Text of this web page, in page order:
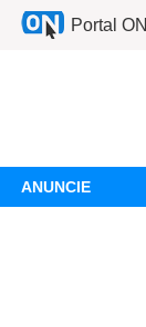
Portal ON
ANUNCIE